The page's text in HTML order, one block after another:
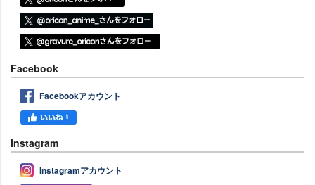
Facebook
Facebookアカウント
Instagram
Instagramアカウント